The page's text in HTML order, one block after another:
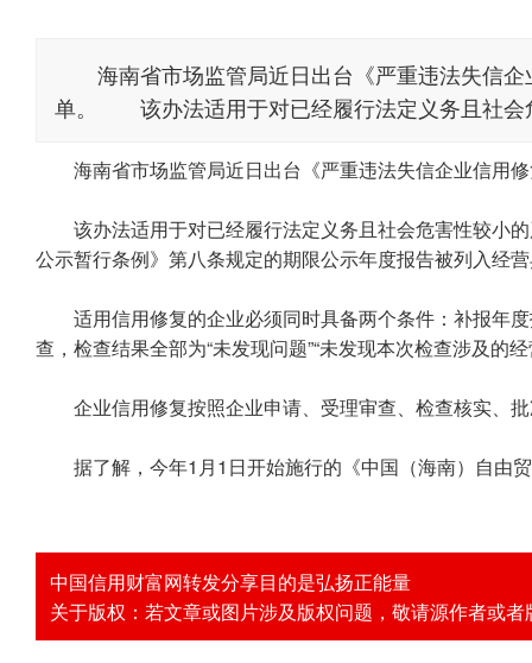
海南省市场监管局近日出台《严重违法失信企
单。 该办法适用于对已经履行法定义务且社会
海南省市场监管局近日出台《严重违法失信企业信用修
该办法适用于对已经履行法定义务且社会危害性较小的
公示暂行条例》第八条规定的期限公示年度报告被列入经
适用信用修复的企业必须同时具备两个条件：补报年度
查，检查结果全部为“未发现问题”“未发现本次检查涉及的
企业信用修复按照企业申请、受理审查、检查核实、批
据了解，今年1月1日开始施行的《中国（海南）自由
中国信用财富网转发分享目的是弘扬正能量
关于版权：若文章或图片涉及版权问题，敬请源作者或